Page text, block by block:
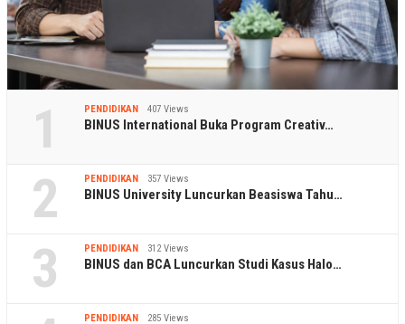
1 PENDIDIKAN 407 Views
BINUS International Buka Program Creativ…
2 PENDIDIKAN 357 Views
BINUS University Luncurkan Beasiswa Tahu…
3 PENDIDIKAN 312 Views
BINUS dan BCA Luncurkan Studi Kasus Halo…
PENDIDIKAN 285 Views